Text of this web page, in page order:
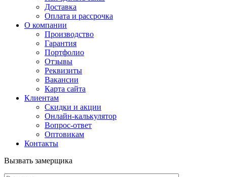
Доставка
Оплата и рассрочка
О компании
Производство
Гарантия
Портфолио
Отзывы
Реквизиты
Вакансии
Карта сайта
Клиентам
Скидки и акции
Онлайн-калькулятор
Вопрос-ответ
Оптовикам
Контакты
Вызвать замерщика